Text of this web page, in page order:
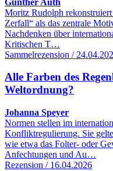
Moritz Rudolph
Zerfall“ als das zentrale
Nachdenken über
Kritischen T…
Sammelrezension /
Alle Farben des
Weltordnung?
Johanna Speyer
Normen stellen im
Konfliktregulierung. Sie
wie etwa das Folter- oder
Anfechtungen und Au…
Rezension / 16.04.2026